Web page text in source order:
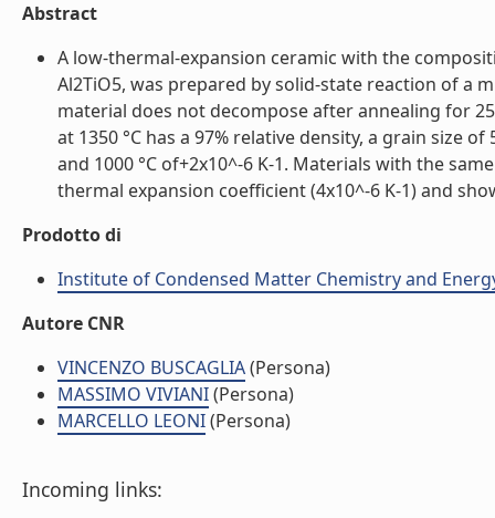
Abstract
A low-thermal-expansion ceramic with the
Al2TiO5, was prepared by solid-state reaction of a
material does not decompose after annealing for
at 1350 °C has a 97% relative density, a grain size
and 1000 °C of+2x10^-6 K-1. Materials with the
thermal expansion coefficient (4x10^-6 K-1) and
Prodotto di
Institute of Condensed Matter Chemistry and
Autore CNR
VINCENZO BUSCAGLIA(Persona)
MASSIMO VIVIANI(Persona)
MARCELLO LEONI(Persona)
Incoming links: